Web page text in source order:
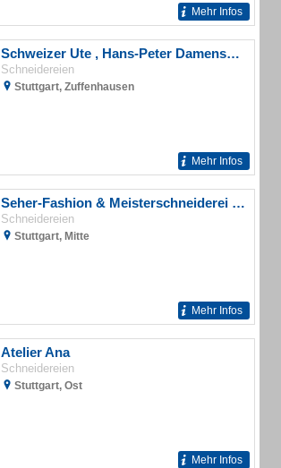
Mehr Infos
Schweizer Ute , Hans-Peter Damenschneidermeister
Schneidereien
Stuttgart, Zuffenhausen
Mehr Infos
Seher-Fashion & Meisterschneiderei Änderungsschneiderei
Schneidereien
Stuttgart, Mitte
Mehr Infos
Atelier Ana
Schneidereien
Stuttgart, Ost
Mehr Infos